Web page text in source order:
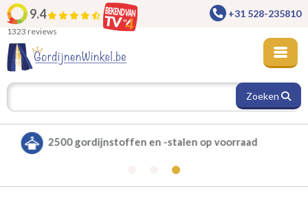
9.4
1323 reviews
+31 528-235810
Zoeken
Alle gordijnen verduisterend leverbaar